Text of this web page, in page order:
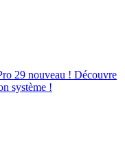
29 nouveau ! Découvre
système !